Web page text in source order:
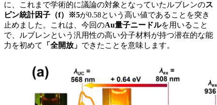
に、これまで学術的に議論の対象となっていたルブレンのス
ピン統計因子（f）※5が0.58という高い値であることを突き
止めました。これは、今回のAu量子ニードルを用いること
で、ルブレンという汎用性の高い分子材料が持つ潜在的な能
力を初めて
「全開放」 できたことを意味します。